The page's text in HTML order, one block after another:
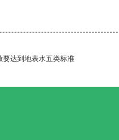
要达到地表水五类标准